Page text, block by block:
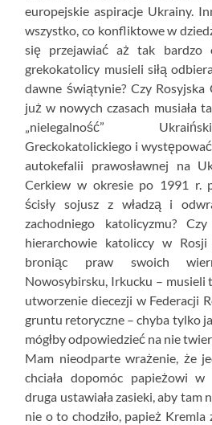
europejskie aspiracje Ukrainy.
wszystko, co konfliktowe w
się przejawiać aż tak bardzo
grekokatolicy musieli siłą
dawne świątynie? Czy Rosyjska
już w nowych czasach musiała
„nielegalność”
Greckokatolickiego i
autokefalii prawosławnej na
Cerkiew w okresie po 1991 r.
ścisły sojusz z władzą i
zachodniego katolicyzmu?
hierarchowie katoliccy w
broniąc praw swoich
Nowosybirsku, Irkucku – musieli
utworzenie diecezji w Federacji
gruntu retoryczne – chyba tylko
mógłby odpowiedzieć na nie
Mam nieodparte wrażenie, że
chciała dopomóc papieżowi w
druga ustawiała zasieki, aby tam
nie o to chodziło, papież Kremla